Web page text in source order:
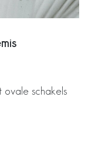
ovale schakels